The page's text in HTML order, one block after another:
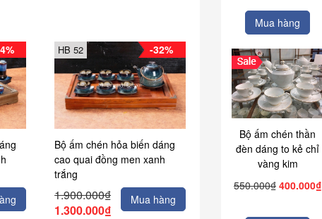
-32%
HB 52
Bộ ấm chén hỏa biến dáng
cao quai đồng men xanh
trắng
1.900.000₫
1.300.000₫
Mua hàng
Mua hàng
Bộ ấm chén thần
đèn dáng to kẻ chỉ
vàng kim
550.000₫ 400.000₫